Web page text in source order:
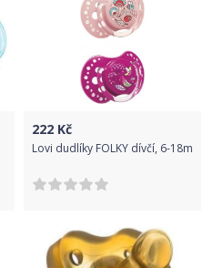
222 Kč
Lovi dudlíky FOLKY dívčí, 6-18m